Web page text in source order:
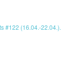
#122 (16.04.-22.04.).